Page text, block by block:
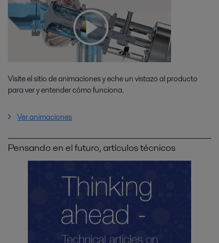
Visite el sitio de animaciones y eche un vistazo al producto
para ver y entender cómo funciona.
Ver animaciones
Pensando en el futuro, artículos técnicos